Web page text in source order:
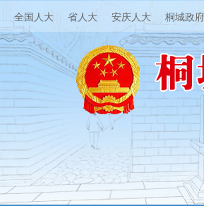
全国人大 省人大 安庆人大 桐城政